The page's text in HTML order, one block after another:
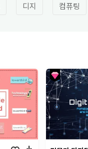
디지 컴퓨팅